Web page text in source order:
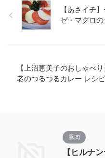
【あさイチ
ゼ・マグロ
【上沼恵美子のおしゃべ
老のつるつるカレー レシピ
豚肉
【ヒルナ